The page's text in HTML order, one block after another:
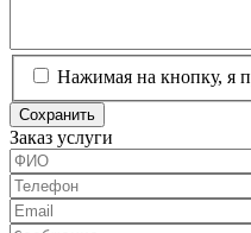
Нажимая на кнопку, я
Сохранить
Заказ услуги